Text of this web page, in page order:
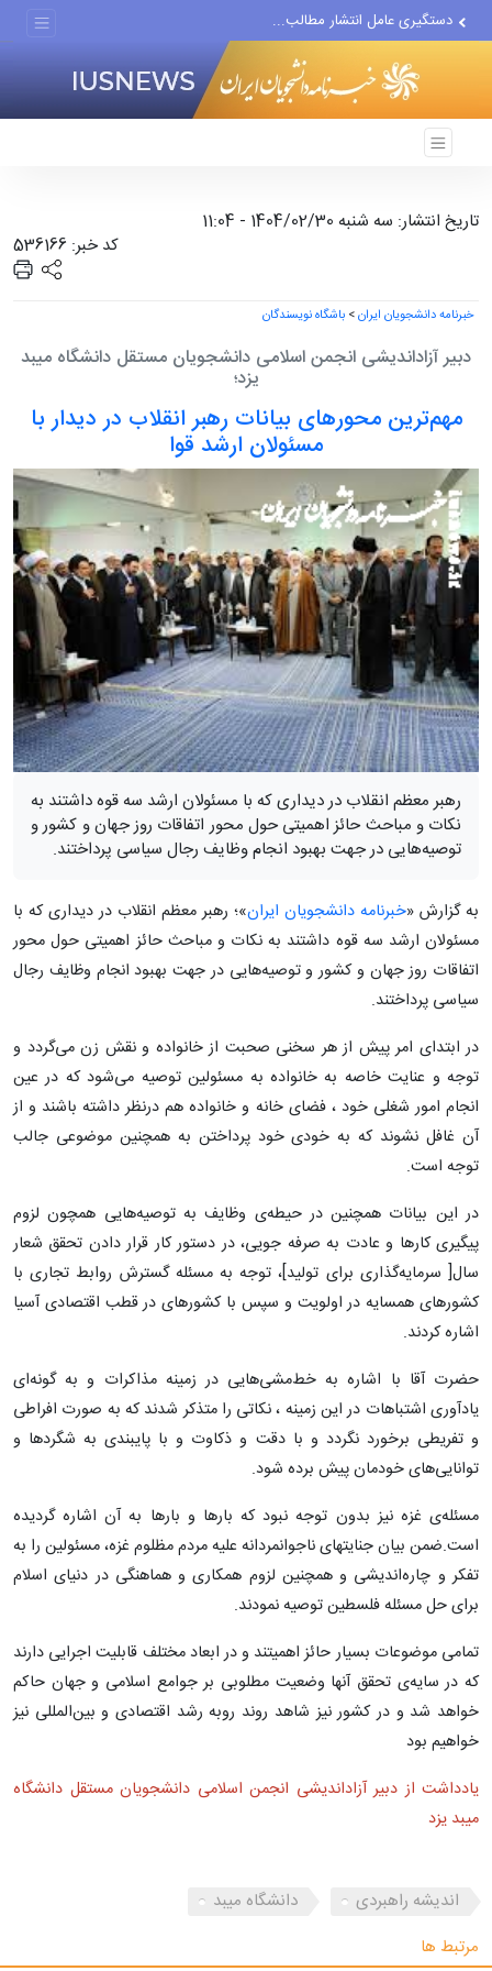
دستگیری عامل انتشار مطالب...
ضربه مغزی بیش از ۷۰۰ نظامی...
تاریخ انتشار: سه شنبه 1404/02/30 - 11:04
کد خبر: 536166
خبرنامه دانشجویان ایران> باشگاه نویسندگان
دبیر آزاداندیشی انجمن اسلامی دانشجویان مستقل دانشگاه میبد
یزد؛
مهم‌ترین محورهای بیانات رهبر انقلاب در دیدار با
مسئولان ارشد قوا
رهبر معظم انقلاب در دیداری که با مسئولان ارشد سه قوه داشتند به
نکات و مباحث حائز اهمیتی حول محور اتفاقات روز جهان و کشور و
توصیه‌هایی در جهت بهبود انجام وظایف رجال سیاسی پرداختند.
به گزارش «خبرنامه دانشجویان ایران»؛ رهبر معظم انقلاب در دیداری که با
مسئولان ارشد سه قوه داشتند به نکات و مباحث حائز اهمیتی حول محور
اتفاقات روز جهان و کشور و توصیه‌هایی در جهت بهبود انجام وظایف رجال
سیاسی پرداختند.
در ابتدای امر پیش از هر سخنی صحبت از خانواده و نقش زن می‌گردد و
توجه و عنایت خاصه به خانواده به مسئولین توصیه می‌شود که در عین
انجام امور شغلی خود ، فضای خانه و خانواده هم درنظر داشته باشند و از
آن غافل نشوند که به خودی خود پرداختن به همچنین موضوعی جالب
توجه است.
در این بیانات همچنین در حیطه‌ی وظایف به توصیه‌هایی همچون لزوم
پیگیری کارها و عادت به صرفه جویی، در دستور کار قرار دادن تحقق شعار
سال[ سرمایه‌گذاری برای تولید]، توجه به مسئله گسترش روابط تجاری با
کشورهای همسایه در اولویت و سپس با کشورهای در قطب اقتصادی آسیا
اشاره کردند‌.
حضرت آقا با اشاره به خط‌مشی‌هایی در زمینه مذاکرات و به گونه‌ای
یادآوری اشتباهات در این زمینه ، نکاتی را متذکر شدند که به صورت افراطی
و تفریطی برخورد نگردد و با دقت و ذکاوت و با پایبندی به شگردها و
توانایی‌های خودمان پیش برده شود.
مسئله‌ی غزه نیز بدون توجه نبود که بارها و بارها به آن اشاره گردیده‌
است.ضمن بیان جنایتهای ناجوانمردانه علیه مردم مظلوم غزه، مسئولین را به
تفکر و چاره‌اندیشی و همچنین لزوم همکاری و هماهنگی در دنیای اسلام
برای حل مسئله فلسطین توصیه نمودند.
تمامی موضوعات بسیار حائز اهمیتند و در ابعاد مختلف قابلیت اجرایی دارند
که در سایه‌ی تحقق آنها وضعیت مطلوبی بر جوامع اسلامی و جهان حاکم
خواهد شد و در کشور نیز شاهد روند روبه رشد اقتصادی و بین‌المللی نیز
خواهیم بود
یادداشت از دبیر آزاداندیشی انجمن اسلامی دانشجویان مستقل دانشگاه
میبد یزد
اندیشه راهبردی
دانشگاه میبد
مرتبط ها